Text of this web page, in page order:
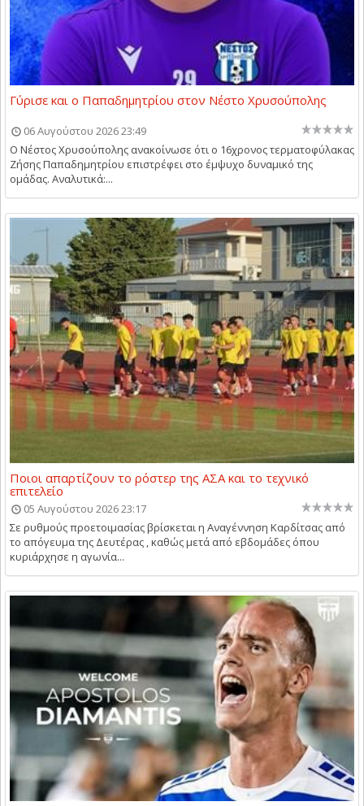
Γύρισε και ο Παπαδημητρίου στον Νέστο Χρυσούπολης
06 Αυγούστου 2026 23:49
Ο Νέστος Χρυσούπολης ανακοίνωσε ότι ο 16χρονος τερματοφύλακας
Ζήσης Παπαδημητρίου επιστρέφει στο έμψυχο δυναμικό της
ομάδας. Αναλυτικά:...
Ποιοι απαρτίζουν το ρόστερ της ΑΣΑ και το τεχνικό
επιτελείο
05 Αυγούστου 2026 23:17
Σε ρυθμούς προετοιμασίας βρίσκεται η Αναγέννηση Καρδίτσας από
το απόγευμα της Δευτέρας , καθώς μετά από εβδομάδες όπου
κυριάρχησε η αγωνία...